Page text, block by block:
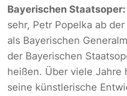
Bayerischen Staatsoper:
sehr, Petr Popelka ab
als Bayerischen
der Bayerischen
heißen. Über viele Jahre
seine künstlerische